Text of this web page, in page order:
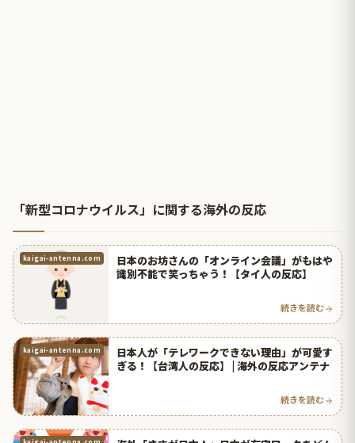
「新型コロナウイルス」に関する海外の反応
kaigai-antenna.com
日本のお坊さんの「オンライン会議」がもはや
識別不能で笑っちゃう！【タイ人の反応】
続きを読む
kaigai-antenna.com
日本人が「テレワークできない理由」が可愛す
ぎる！【台湾人の反応】 | 海外の反応アンテナ
続きを読む